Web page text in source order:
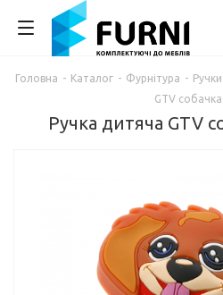
Головна - Каталог - Фурнітура - Ручки
GTV собачка
Ручка дитяча GTV